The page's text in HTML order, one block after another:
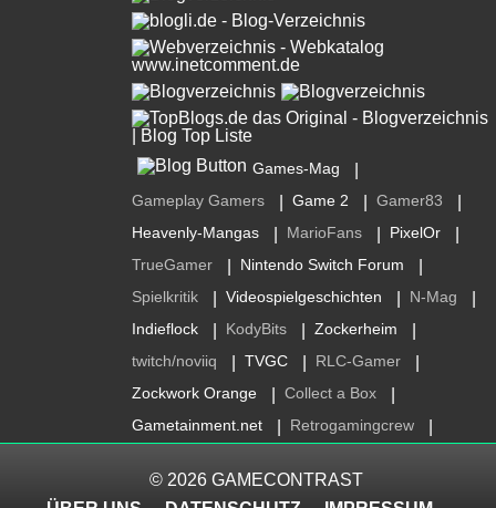
Games-Mag
Gameplay Gamers Game 2 Gamer83
Heavenly-Mangas MarioFans PixelOr
TrueGamer Nintendo Switch Forum
Spielkritik Videospielgeschichten N-Mag
Indieflock KodyBits Zockerheim
twitch/noviiq TVGC RLC-Gamer
Zockwork Orange Collect a Box
Gametainment.net Retrogamingcrew
© 2026 GAMECONTRAST